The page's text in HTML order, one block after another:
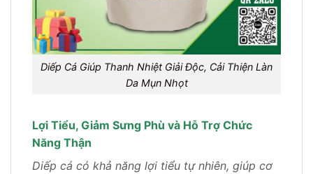
Diếp Cá Giúp Thanh Nhiệt Giải Độc, Cải Thiện Làn
Da Mụn Nhọt
Lợi Tiểu, Giảm Sưng Phù và Hỗ Trợ Chức
Năng Thận
Diếp cá có khả năng lợi tiểu tự nhiên, giúp cơ